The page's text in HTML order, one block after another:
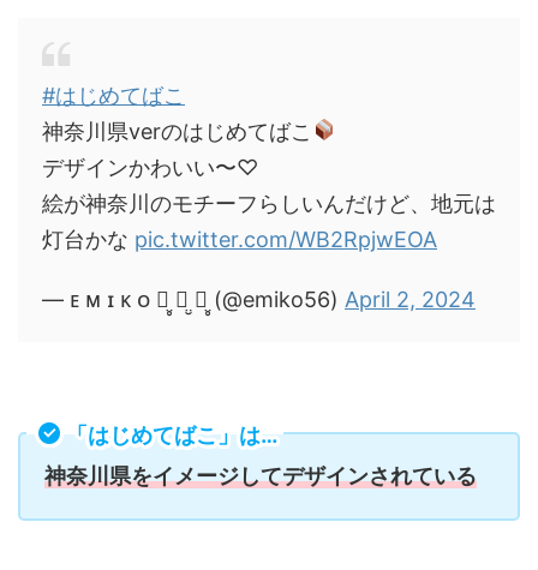
#はじめてばこ
神奈川県verのはじめてばこ
デザインかわいい〜♡
絵が神奈川のモチーフらしいんだけど、地元は
灯台かな pic.twitter.com/WB2RpjwEOA
— ᴇ ᴍ ɪ ᴋ ᴏ ꪔ̤̥ ꪔ̤̮ ꪔ̤̥ (@emiko56) April 2, 2024
「はじめてばこ」は…
神奈川県をイメージしてデザインされている